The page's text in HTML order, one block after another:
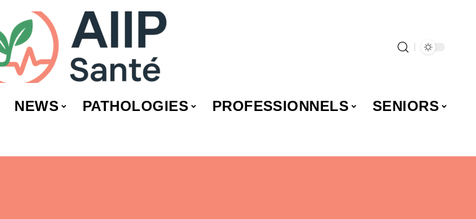
NEWS PATHOLOGIES PROFESSIONNELS
SENIORS